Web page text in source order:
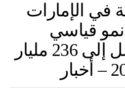
في الإمارات
قياسي
ويتوقع أن يصل إلى 236 مليار